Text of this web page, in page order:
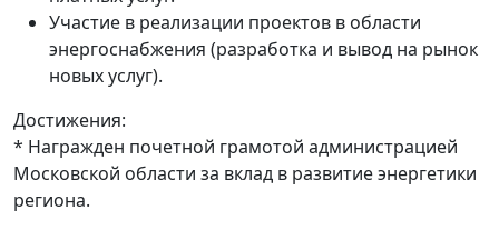
Участие в реализации проектов в области
энергоснабжения (разработка и вывод на рынок
новых услуг).
Достижения:
* Награжден почетной грамотой администрацией
Московской области за вклад в развитие энергетики
региона.